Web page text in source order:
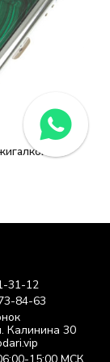
31-12
84-63
Калинина 30